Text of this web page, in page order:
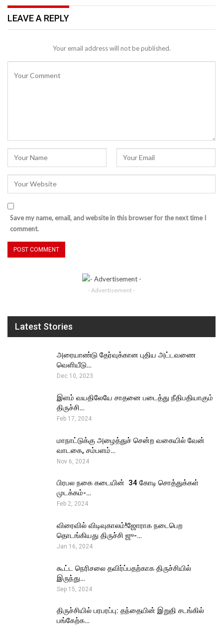
LEAVE A REPLY
Your email address will not be published.
Save my name, email, and website in this browser for the next time I
comment.
- Advertisement -
Latest Stories
அரையாண்டு தேர்வுக்கான புதிய அட்டவணை
வெளியீடு…
Dec 10, 2023
இளம் வயதிலேயே சாதனை படைத்து நீதிபதியாகும்
திருச்சி…
Feb 17, 2024
மாநாட்டுக்கு அழைத்துச் சென்ற வகையில் வேன்
வாடகை, சம்பளம்…
Nov 6, 2024
பிரபல நகை கடையின் ₹ 34 கோடி சொத்துக்கள்
முடக்கம்-…
Feb 2, 2024
விரைவில் விடிவுகாலம்!ஜோராக நடைபெற
தொடங்கியது திருச்சி ஜு-…
Jan 16, 2024
கூட்ட நெரிசலை தவிர்ப்பதற்காக திருச்சியில்
இருந்து…
Sep 15, 2024
திருச்சியில் பரபரப்பு: தந்தையின் இறுதி சடங்கில்
பங்கேற்க…